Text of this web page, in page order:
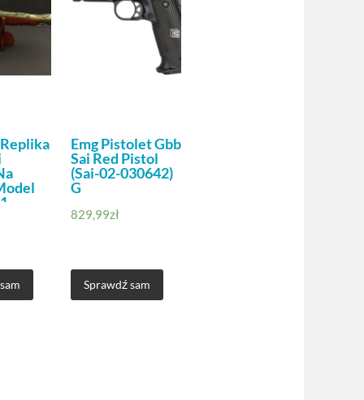
Emg Pistolet Gbb
Sai Red Pistol
(Sai-02-030642)
G
829,99zł
Sprawdź sam